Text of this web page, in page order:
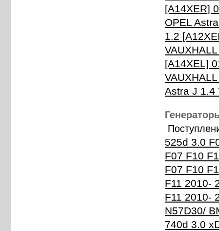
[A14XER]
OPEL
1.2
[A14XEL]
Astra J 1.4
525d 3.0
F07 F10
F07 F10
F11 2010-
F11 2010-
N57D30/
740d 3.0